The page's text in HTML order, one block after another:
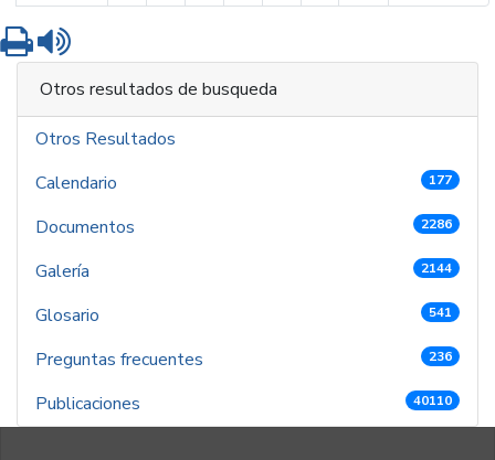
Imprimir
Otros resultados de busqueda
Otros Resultados
Calendario
177
Documentos 2286
Galería 2144
Glosario 541
Preguntas frecuentes 236
Publicaciones 40110